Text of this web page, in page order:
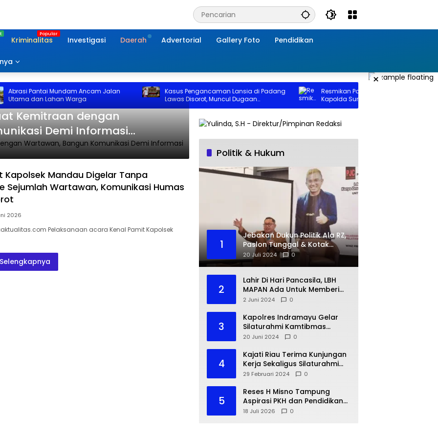
Kriminalitas Investigasi Daerah Advertorial Gallery Foto Pendidikan
×
Pantai Mundam Ancam Jalan
dan Lahan Warga
Kasus Pengancaman Lansia di Padang
Lawas Disorot, Muncul Dugaan
Permintaan Uang oleh Oknum Polisi
Resmikan Polres Padang Lawas Utara,
Kapolda Sumut Tekankan Pelayanan
Humanis
Kemitraan dengan
Demi Informasi
Kapolsek Mandau Digelar Tanpa
Sejumlah Wartawan, Komunikasi Humas
2026
Pelaksanaan acara Kenal Pamit Kapolsek
Selengkapnya
Politik & Hukum
1
Jebakan Dukun Politik Ala RZ,
Paslon Tunggal & Kotak
Kosong
20 Juli 2024 0
2
Lahir Di Hari Pancasila, LBH
MAPAN Ada Untuk Memberi
Bantuan Hukum Gratis Bagi
2 Juni 2024 0
3
Kapolres Indramayu Gelar
Silaturahmi Kamtibmas
dengan IKA PMII
20 Juni 2024 0
4
Kajati Riau Terima Kunjungan
Kerja Sekaligus Silaturahmi
Pejabat Perwakilan Bank
29 Februari 2024 0
5
Reses H Misno Tampung
Aspirasi PKH dan Pendidikan
Warga Air Jamban
18 Juli 2026 0